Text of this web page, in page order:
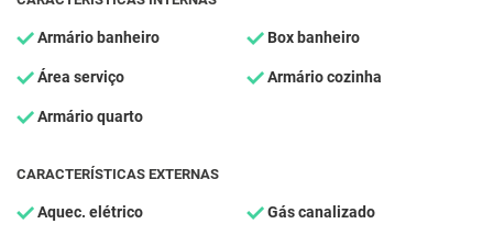
Armário banheiro Box banheiro
Área serviço Armário cozinha
Armário quarto
CARACTERÍSTICAS EXTERNAS
Aquec. elétrico Gás canalizado